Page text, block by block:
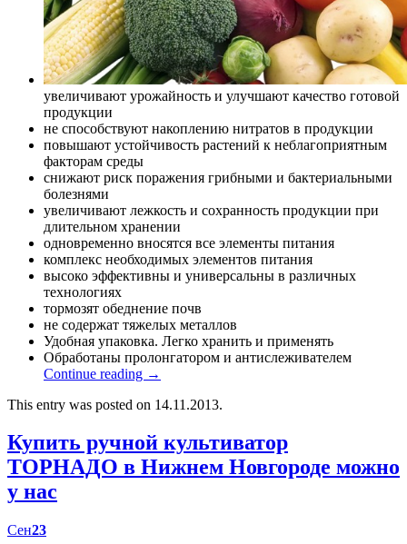
увеличивают урожайность и улучшают качество готовой
продукции
не способствуют накоплению нитратов в продукции
повышают устойчивость растений к неблагоприятным
факторам среды
снижают риск поражения грибными и бактериальными
болезнями
увеличивают лежкость и сохранность продукции при
длительном хранении
одновременно вносятся все элементы питания
комплекс необходимых элементов питания
высоко эффективны и универсальны в различных
технологиях
тормозят обеднение почв
не содержат тяжелых металлов
Удобная упаковка. Легко хранить и применять
Обработаны пролонгатором и антислеживателем
Continue reading →
This entry was posted on 14.11.2013.
Купить ручной культиватор
ТОРНАДО в Нижнем Новгороде можно
у нас
Сен23